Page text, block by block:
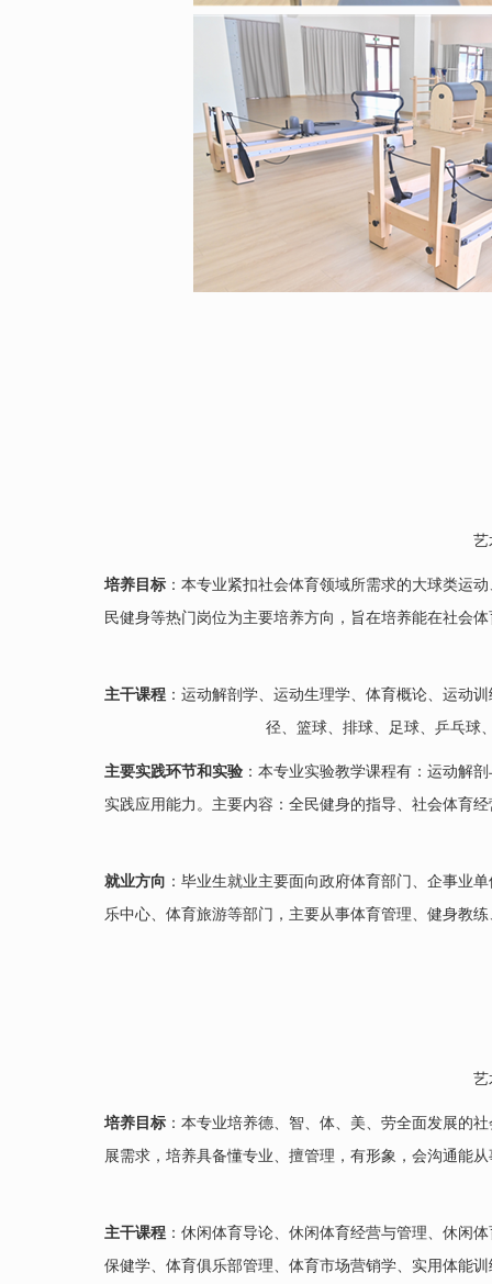
培养目标 ：本专业紧扣社会体育领域所需求的大球类运
民健身等热门岗位为主要培养方向，旨在培养能在社会
主干课程 ：运动解剖学、运动生理学、体育概论、运动
径、篮球、排球、足球、乒乓球
主要实践环节和实验 ：本专业实验教学课程有：运动解
实践应用能力。主要内容：全民健身的指导、社会体育
就业方向 ：毕业生就业主要面向政府体育部门、企事业
乐中心、体育旅游等部门，主要从事体育管理、健身教
培养目标 ：本专业培养德、智、体、美、劳全面发展的
展需求，培养具备懂专业、擅管理，有形象，会沟通能
主干课程 ：休闲体育导论、休闲体育经营与管理、休闲
保健学、体育俱乐部管理、体育市场营销学、实用体能